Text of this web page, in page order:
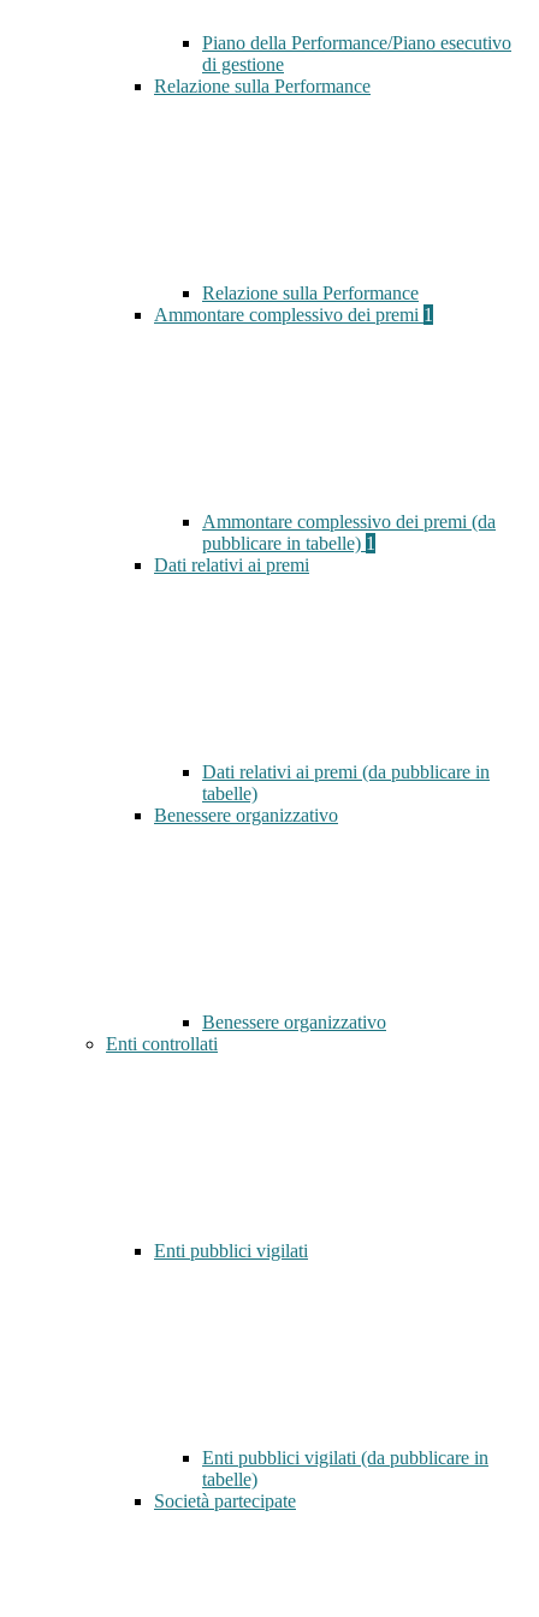
Piano della Performance/Piano esecutivo
di gestione
Relazione sulla Performance
Relazione sulla Performance
Ammontare complessivo dei premi 1
Ammontare complessivo dei premi (da
pubblicare in tabelle) 1
Dati relativi ai premi
Dati relativi ai premi (da pubblicare in
tabelle)
Benessere organizzativo
Benessere organizzativo
Enti controllati
Enti pubblici vigilati
Enti pubblici vigilati (da pubblicare in
tabelle)
Società partecipate